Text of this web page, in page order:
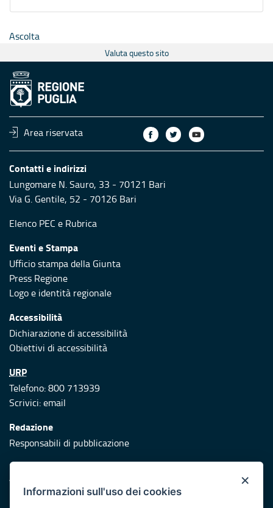
Ascolta
Valuta questo sito
Area riservata
Contatti e indirizzi
Lungomare N. Sauro, 33 - 70121 Bari
Via G. Gentile, 52 - 70126 Bari
Elenco PEC e Rubrica
Eventi e Stampa
Ufficio stampa della Giunta
Press Regione
Logo e identità regionale
Accessibilità
Dichiarazione di accessibilità
Obiettivi di accessibilità
URP
Telefono: 800 713939
Scrivici:email
Redazione
Responsabili di pubblicazione
Protezione civile
Vai al sito di Protezione Civile Puglia
×
Informazioni sull'uso dei cookies